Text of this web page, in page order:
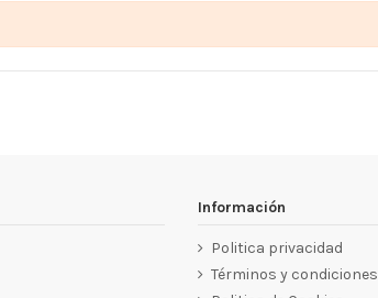
Información
Politica privacidad
Términos y condiciones